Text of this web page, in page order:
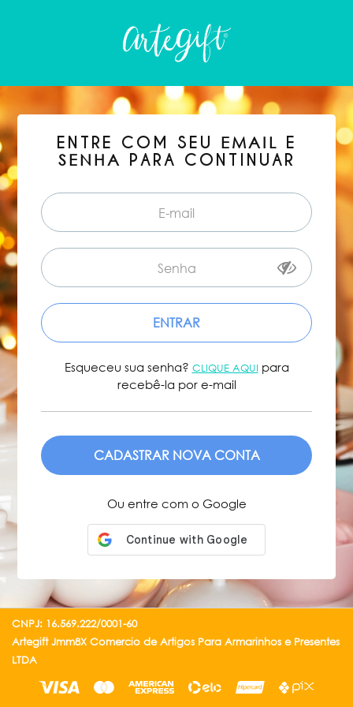
ENTRE COM SEU EMAIL E
SENHA PARA CONTINUAR
ENTRAR
Esqueceu sua senha? CLIQUE AQUI para
recebê-la por e-mail
ENVIAR
Ou entre com o Google
CNPJ: 16.569.222/0001-60
Artegift Jmm8X Comercio de Artigos Para Armarinhos e Presentes
LTDA